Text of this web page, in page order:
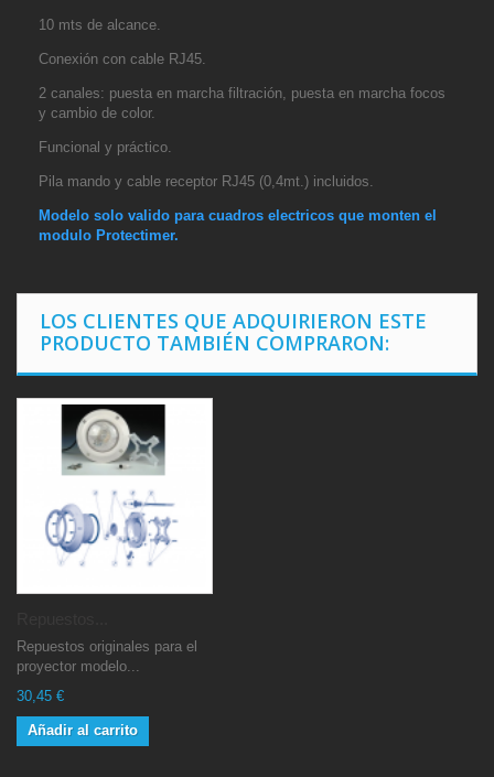
10 mts de alcance.
Conexión con cable RJ45.
2 canales: puesta en marcha filtración, puesta en marcha focos
y cambio de color.
Funcional y práctico.
Pila mando y cable receptor RJ45 (0,4mt.) incluidos.
Modelo solo valido para cuadros electricos que monten el
modulo Protectimer.
LOS CLIENTES QUE ADQUIRIERON ESTE
PRODUCTO TAMBIÉN COMPRARON:
Repuestos originales para el
proyector modelo...
30,45 €
Añadir al carrito